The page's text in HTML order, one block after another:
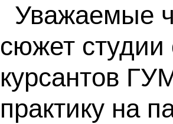
Уважаемые
сюжет студии
курсантов
практику на